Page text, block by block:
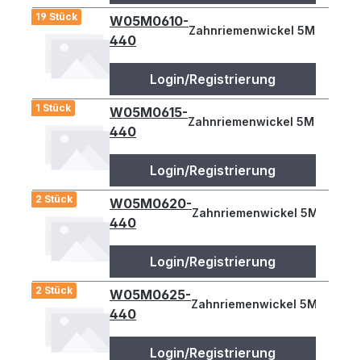
19 Stück
W05M0610-
440
Zahnriemenwickel 5M 610
Login/Registrierung
1 Stück
W05M0615-
440
Zahnriemenwickel 5M 615
Login/Registrierung
2 Stück
W05M0620-
440
Zahnriemenwickel 5M 620
Login/Registrierung
2 Stück
W05M0625-
440
Zahnriemenwickel 5M 625
Login/Registrierung